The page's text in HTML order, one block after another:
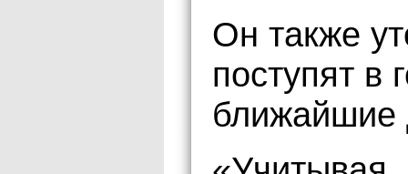
Он также
поступят в
ближайшие